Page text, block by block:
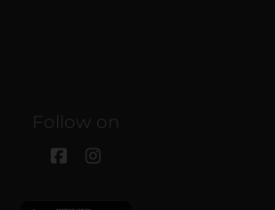
Follow on